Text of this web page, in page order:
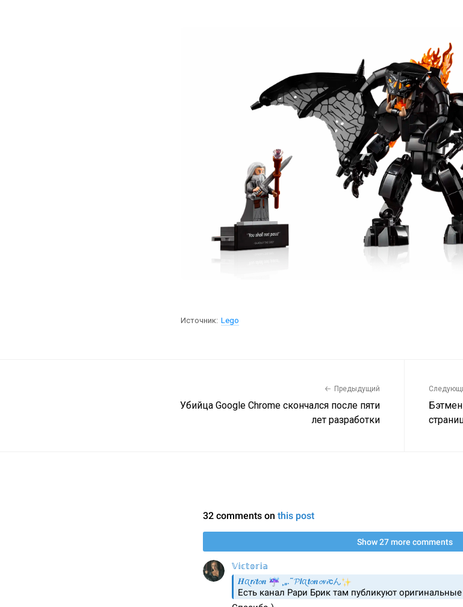
Источник: Lego
Предыдущий
Убийца Google Chrome скончался после пяти
лет разработки